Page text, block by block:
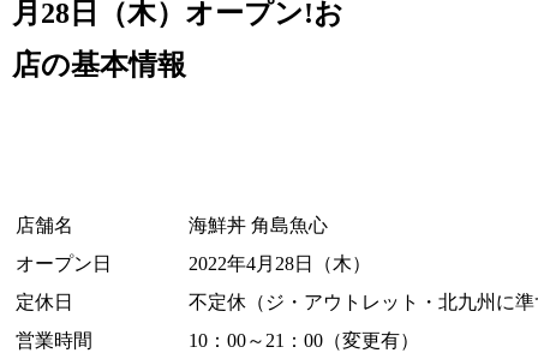
月28日（木）オープン!お
店の基本情報
店舗名
海鮮丼 角島魚心
オープン日
2022年4月28日（木）
定休日
不定休（ジ・アウトレット・北九州に
営業時間
10：00～21：00（変更有）